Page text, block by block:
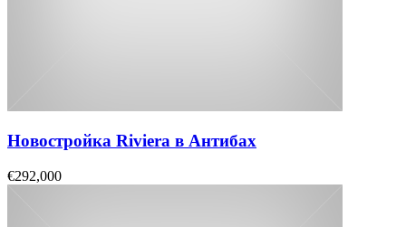
Новостройка Riviera в Антибах
€292,000